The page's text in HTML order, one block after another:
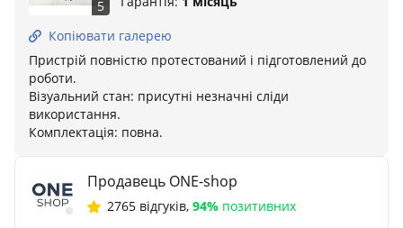
5
Копіювати галерею
Пристрій повністю протестований і підготовлений до
роботи.
Візуальний стан: присутні незначні сліди
використання.
Комплектація: повна.
Продавець ONE-shop
2765 відгуків, 94% позитивних